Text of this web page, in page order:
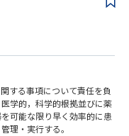
する事項について責任を負
学的，科学的根拠並びに薬
可能な限り早く効率的に患
理・実行する。